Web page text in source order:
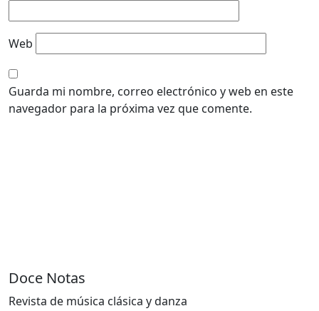
Web
Guarda mi nombre, correo electrónico y web en este
navegador para la próxima vez que comente.
Doce Notas
Revista de música clásica y danza